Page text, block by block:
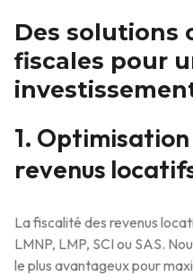
Des solutions
fiscales pour
1.
revenus
La fiscalité des revenus
LMNP, LMP, SCI ou SAS.
le plus avantageux pour